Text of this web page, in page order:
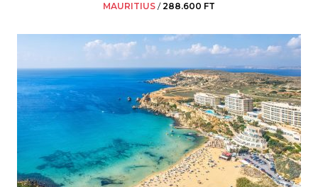
MAURITIUS /288.600 FT